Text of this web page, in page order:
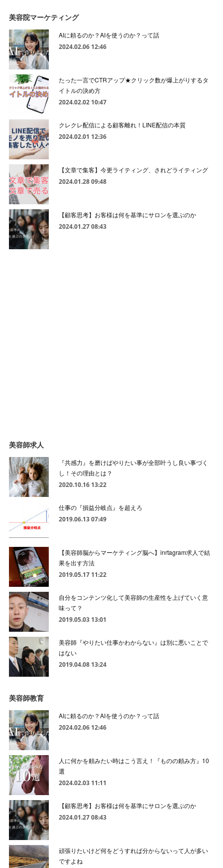
美容院マーケティング
AIに頼るのか？AIを使うのか？って話
2024.02.06 12:46
たった一言でCTRアップ★クリック数が爆上がりするタ
イトルの決め方
2024.02.02 10:47
クレクレ配信による顧客離れ！LINE配信の本質
2024.02.01 12:36
【文章で集客】今更ライティング、されどライティング
2024.01.28 09:48
【顧客思考】お客様は何を基準にサロンを選ぶのか
2024.01.27 08:43
美容師求人
『共感力』を磨けばやりたい事が全部叶うし良い事づく
し！その理由とは？
2020.10.16 13:22
仕事の『損益分岐点』を超えろ
2019.06.13 07:49
【美容師脳からマーケティング脳へ】inrtagram求人で結
果を出す方法
2019.05.17 11:22
自分をコンテンツ化して美容師の生産性を上げていく意
味って？
2019.05.03 13:01
美容師『やりたい仕事かわからない』は別に悪いことで
はない
2019.04.08 13:24
美容師教育
AIに頼るのか？AIを使うのか？って話
2024.02.06 12:46
人に何かを頼みたい時はこう言え！『ものの頼み方』10
選
2024.02.03 11:11
【顧客思考】お客様は何を基準にサロンを選ぶのか
2024.01.27 08:43
頑張りたいけど何をどうすれば分からないって人が多い
ですよね